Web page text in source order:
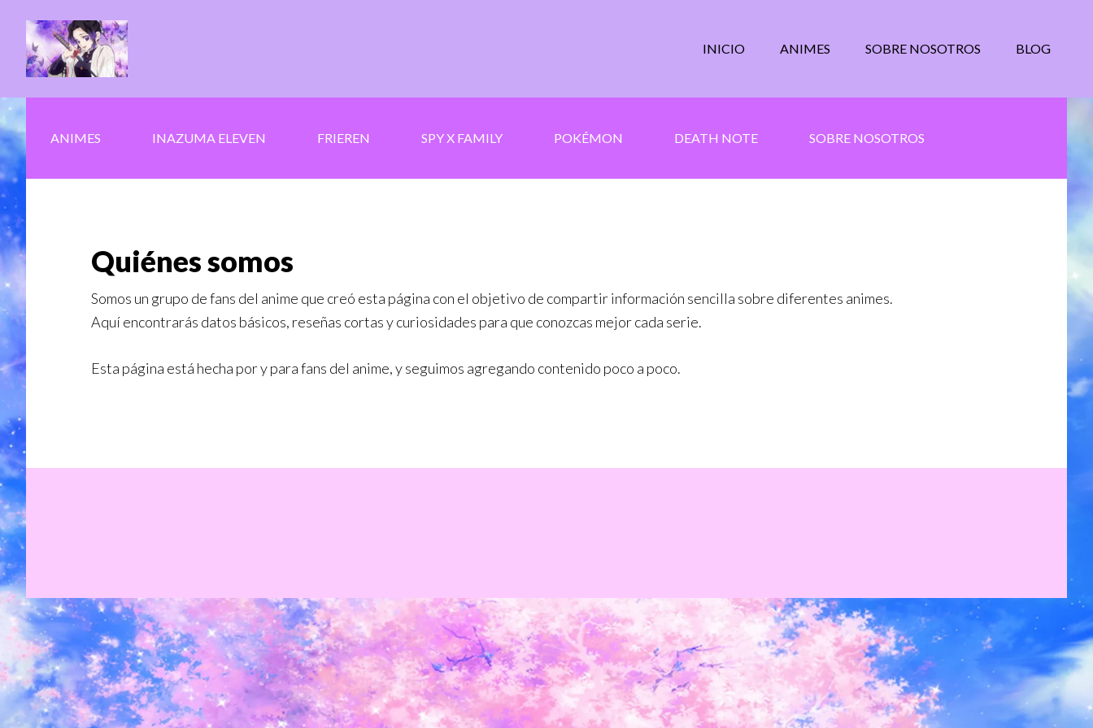
contenido
principal
secondary
navigation
INICIO ANIMES SOBRE NOSOTROS BLOG
ANIMES INAZUMA ELEVEN FRIEREN SPY X FAMILY POKÉMON DEATH NOTE SOBRE NOSOTROS
Quiénes somos
Somos un grupo de fans del anime que creó esta página con el objetivo de compartir información sencilla sobre diferentes animes.
Aquí encontrarás datos básicos, reseñas cortas y curiosidades para que conozcas mejor cada serie.
Esta página está hecha por y para fans del anime, y seguimos agregando contenido poco a poco.